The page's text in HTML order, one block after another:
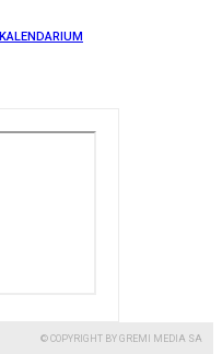
KALENDARIUM
© COPYRIGHT BY GREMI MEDIA SA